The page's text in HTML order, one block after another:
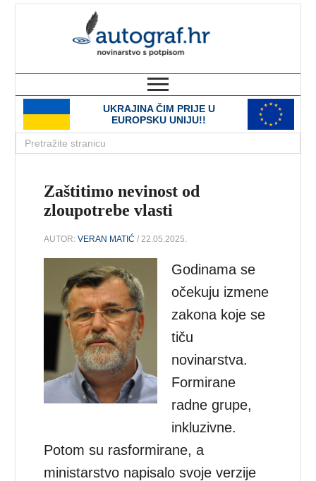
UKRAJINA ČIM PRIJE U
EUROPSKU UNIJU!!
Zaštitimo nevinost od
zloupotrebe vlasti
AUTOR:VERAN MATIĆ / 22.05.2025.
Godinama se
očekuju izmene
zakona koje se
tiču
novinarstva.
Formirane
radne grupe,
inkluzivne.
Potom su rasformirane, a
ministarstvo napisalo svoje verzije